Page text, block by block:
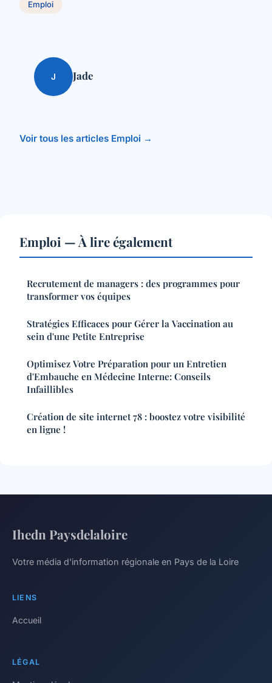
Emploi
J Jade
Voir tous les articles Emploi →
Emploi — À lire également
Recrutement de managers : des programmes pour
transformer vos équipes
Stratégies Efficaces pour Gérer la Vaccination au
sein d'une Petite Entreprise
Optimisez Votre Préparation pour un Entretien
d'Embauche en Médecine Interne: Conseils
Infaillibles
Création de site internet 78 : boostez votre visibilité
en ligne !
Ihedn Paysdelaloire
Votre média d'information régionale en Pays de la Loire
LIENS
Accueil
LÉGAL